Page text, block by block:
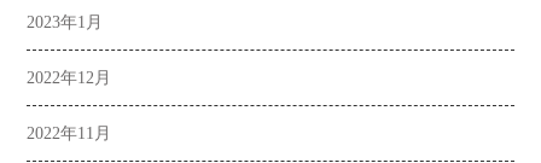
2023年1月
2022年12月
2022年11月